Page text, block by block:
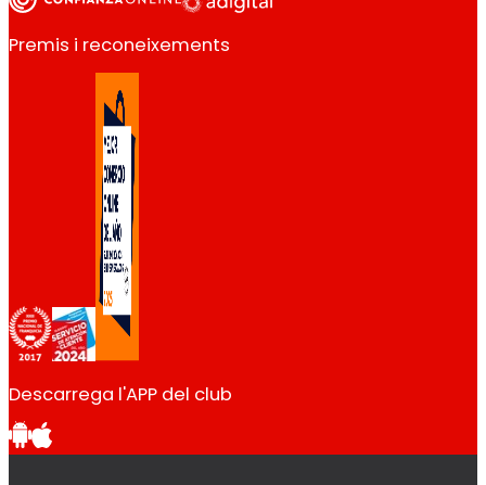
Premis i reconeixements
Descarrega l'APP del club